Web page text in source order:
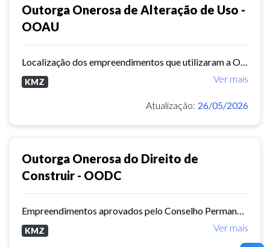
Outorga Onerosa de Alteração de Uso -
OOAU
Ver mais
KMZ
Atualização: 26/05/2026
Outorga Onerosa do Direito de
Construir - OODC
Ver mais
KMZ